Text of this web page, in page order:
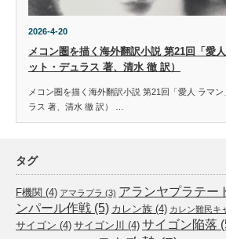
2026-4-20
メコン圏を描く海外翻訳小説 第21回「愛
ット・デュラス 著、清水 徹 訳）
メコン圏を描く海外翻訳小説 第21回「愛人 ラマ
ラス 著、清水 徹 訳） …
タグ
F機関 (4) アマラプラ (3) アランヤプラテー
ンパール作戦 (5) カレン族 (4) カレン難民キ
サイゴン (4) サイゴン川 (4) サイゴン陥落